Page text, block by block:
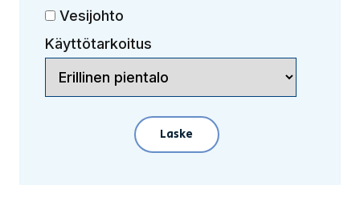
Vesijohto
Käyttötarkoitus
Laske